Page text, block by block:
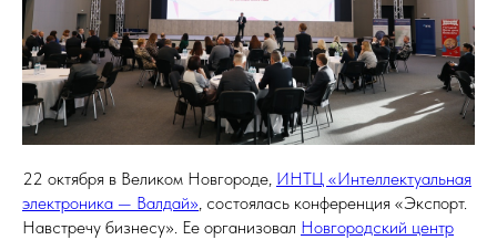
22 октября в Великом Новгороде, ИНТЦ «Интеллектуальная
электроника — Валдай», состоялась конференция «Экспорт.
Навстречу бизнесу». Ее организовал Новгородский центр